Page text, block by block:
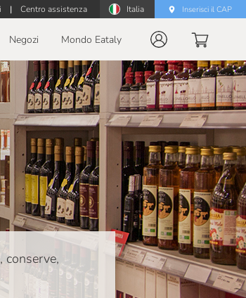
| Centro assistenza Italia Inserisci il CAP
Negozi Mondo Eataly
conserve,